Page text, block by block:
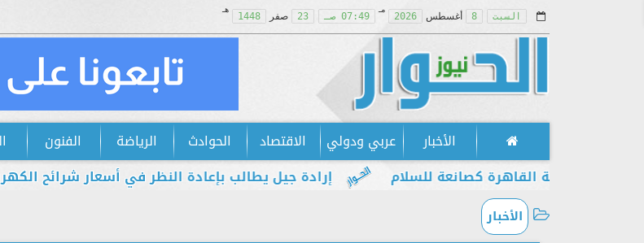
السبت 8 أغسطس 2026
مـ
07:49 صـ 23 صفر 1448
هـ
الأخبار عربي ودولي الاقتصاد الحوادث الرياضة الفنون
إرادة جيل يطالب بإعادة النظر في أسعار شرائح الكهرباء القاهرة كصانعة للسلام
الأخبار